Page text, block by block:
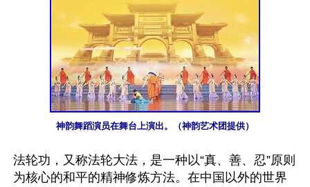
神韵舞蹈演员在舞台上演出。（神韵艺术团提供）
法轮功，又称法轮大法，是一种以“真、善、忍”原则
为核心的和平的精神修炼方法。在中国以外的世界